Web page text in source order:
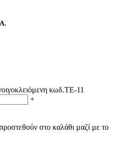
κωδ.TE-11
+
στο καλάθι μαζί με το